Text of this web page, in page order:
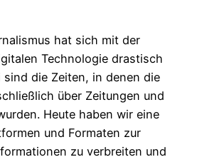
hat sich mit der
Technologie drastisch
sind die Zeiten, in denen die
über Zeitungen und
Heute haben wir eine
und Formaten zur
zu verbreiten und